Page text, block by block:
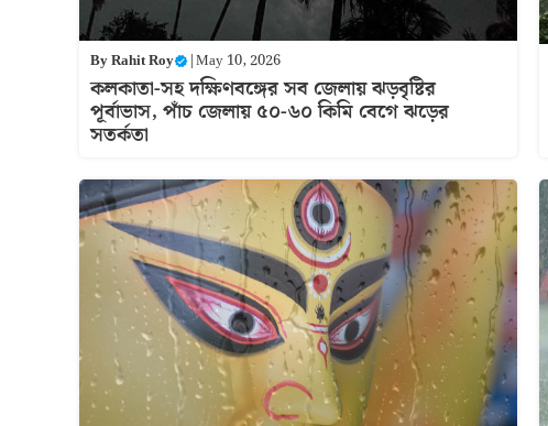
ByRahit Roy |May 10, 2026
কলকাতা-সহ দক্ষিণবঙ্গের সব জেলায় ঝড়বৃষ্টির
পূর্বাভাস, পাঁচ জেলায় ৫০-৬০ কিমি বেগে ঝড়ের
সতর্কতা